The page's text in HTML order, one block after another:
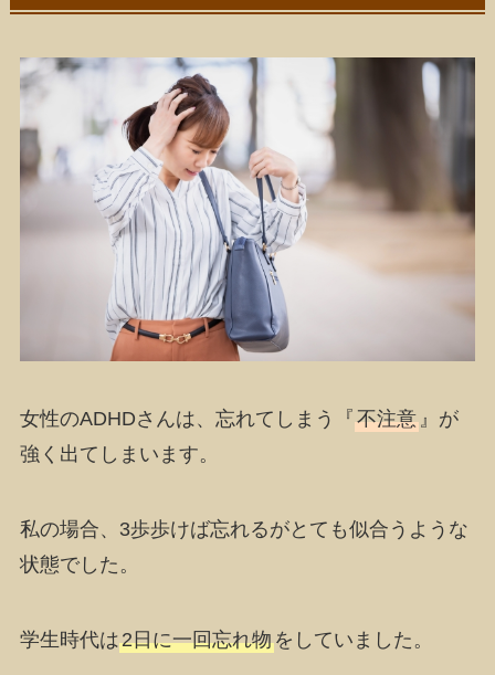
女性のADHDさんは、忘れてしまう『不注意』が
強く出てしまいます。
私の場合、 3歩歩けば忘れるがとても似合うような
状態でした。
学生時代は2日に一回忘れ物をしていました。